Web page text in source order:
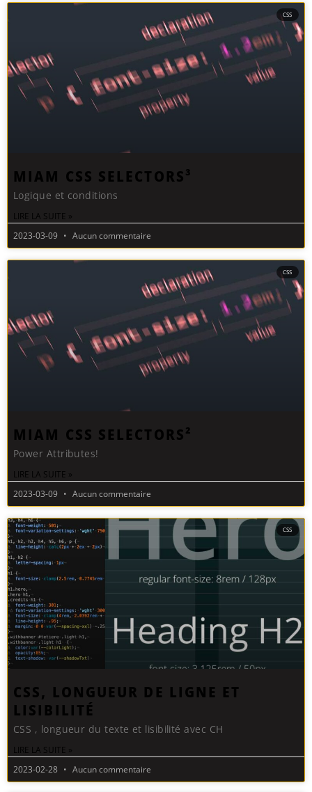
CSS
MIAM CSS SELECTORS³
Logique et conditions
LIRE LA SUITE »
2023-03-09
Aucun commentaire
CSS
MIAM CSS SELECTORS²
Power Attributes!
LIRE LA SUITE »
2023-03-09
Aucun commentaire
CSS
CSS, LONGUEUR DE LIGNE ET
LISIBILITÉ
CSS , longueur du texte et lisibilité avec CH
LIRE LA SUITE »
2023-02-28
Aucun commentaire